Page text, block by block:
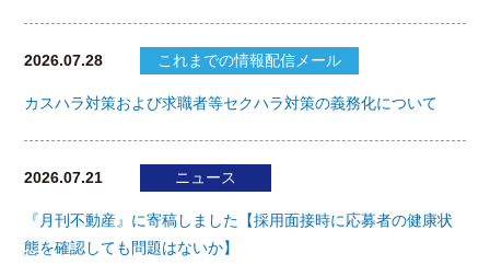
2026.07.28 これまでの情報配信メール
カスハラ対策および求職者等セクハラ対策の義務化について
2026.07.21 ニュース
『月刊不動産』に寄稿しました【採用面接時に応募者の健康状
態を確認しても問題はないか】